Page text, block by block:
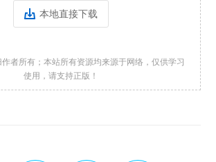
本地直接下载
者所有；本站所有资源均来源于网络，仅供学习
使用，请支持正版！